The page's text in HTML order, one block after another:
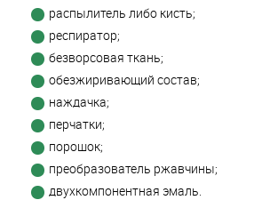
распылитель либо кисть;
респиратор;
безворсовая ткань;
обезжиривающий состав;
наждачка;
перчатки;
порошок;
преобразователь ржавчины;
двухкомпонентная эмаль.